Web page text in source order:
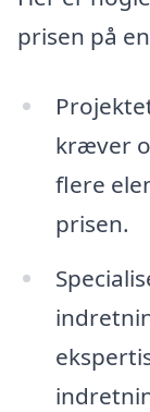
prisen på
kræver
flere
prisen.